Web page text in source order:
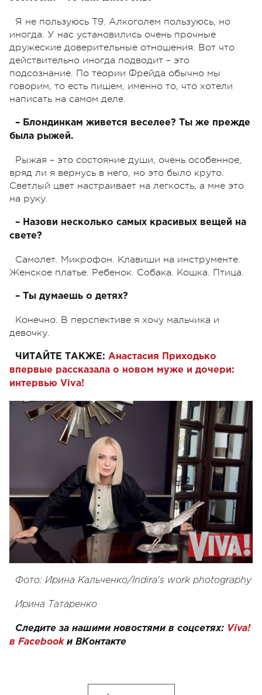
Я не пользуюсь Т9. Алкоголем пользуюсь, но
иногда. У нас установились очень прочные
дружеские доверительные отношения. Вот что
действительно иногда подводит – это
подсознание. По теории Фрейда обычно мы
говорим, то есть пишем, именно то, что хотели
написать на самом деле.
– Блондинкам живется веселее? Ты же прежде
была рыжей.
Рыжая – это состояние души, очень особенное,
вряд ли я вернусь в него, но это было круто.
Светлый цвет настраивает на легкость, а мне это
на руку.
– Назови несколько самых красивых вещей на
свете?
Самолет. Микрофон. Клавиши на инструменте.
Женское платье. Ребенок. Собака. Кошка. Птица.
– Ты думаешь о детях?
Конечно. В перспективе я хочу мальчика и
девочку.
ЧИТАЙТЕ ТАКЖЕ: Анастасия Приходько
впервые рассказала о новом муже и дочери:
интервью Viva!
Фото: Ирина Кальченко/Indira's work photography
Ирина Татаренко
Следите за нашими новостями в соцсетях: Viva!
в Facebookи ВКонтакте